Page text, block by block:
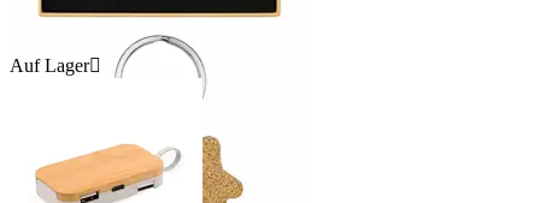
Auf Lager